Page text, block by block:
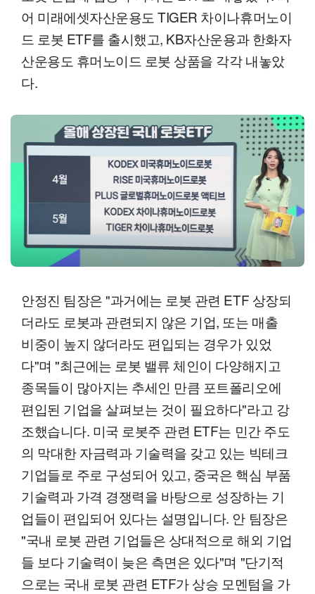
어 미래에셋자산운용도 TIGER 차이나휴머노이
드 로봇 ETF를 출시했고, KB자산운용과 한화자
산운용도 휴머노이드 로봇 상품을 각각 내놓았
다.
안정진 팀장은 "과거에는 로봇 관련 ETF 상장되
더라도 로봇과 관련되지 않은 기업, 또는 매출
비중이 높지 않더라도 편입되는 경우가 있었
다"며 "최근에는 로봇 밸류 체인이 다양해지고
종목들이 많아지는 추세인 만큼 포트폴리오에
편입된 기업을 살펴보는 것이 필요하다"라고 강
조했습니다. 미국 로봇주 관련 ETF는 민간 주도
의 막대한 자금력과 기술력을 갖고 있는 빅테크
기업들로 주로 구성되어 있고, 중국은 핵심 부품
기술력과 가격 경쟁력을 바탕으로 성장하는 기
업들이 편입되어 있다는 설명입니다. 안 팀장은
"국내 로봇 관련 기업들은 상대적으로 해외 기업
들 보다 기술력이 늦은 측면은 있다"며 "단기적
으로는 국내 로봇 관련 ETF가 상승 모멘텀을 가